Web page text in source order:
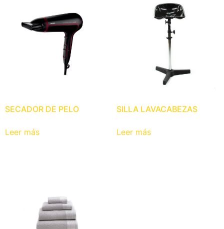
SECADOR DE PELO
Leer más
SILLA LAVACABEZAS
Leer más